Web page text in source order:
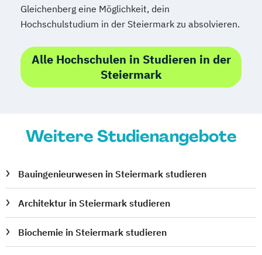
Russisch (Lehramt) Slowenisch
Slowenisch (Lehramt)
Sozial- und Wirtschaftswissenschaften
Doktoratsstudium
Sozialpädagogik Soziologie
Spezialisierung Inklusive Pädagogik
Religionspädagogik für die Primarstufe
(Lehramt)
Sport- und Bewegungswissenschaften
Sprachwissenschaft
Sustainable Development
Gleichenberg eine Möglichkeit, dein
Hochschulstudium in der Steiermark zu absolvieren.
Alle Hochschulen in Studieren in der
Steiermark
Weitere Studienangebote
Bauingenieurwesen in Steiermark studieren
Architektur in Steiermark studieren
Biochemie in Steiermark studieren